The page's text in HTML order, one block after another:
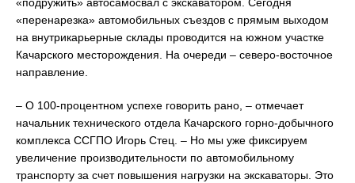
«перенарезка» автомобильных съездов с прямым выходом
на внутрикарьерные склады проводится на южном участке
Качарского месторождения. На очереди – северо-восточное
направление.
– О 100-процентном успехе говорить рано, – отмечает
начальник технического отдела Качарского горно-добычного
комплекса ССГПО Игорь Стец. – Но мы уже фиксируем
увеличение производительности по автомобильному
транспорту за счет повышения нагрузки на экскаваторы. Это